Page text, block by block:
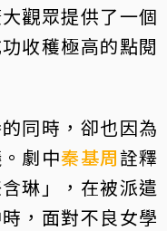
觀眾提供了一個
收穫極高的點閱
同時，卻也因為
劇中秦基周詮釋
琳」，在被派遣
，面對不良女學